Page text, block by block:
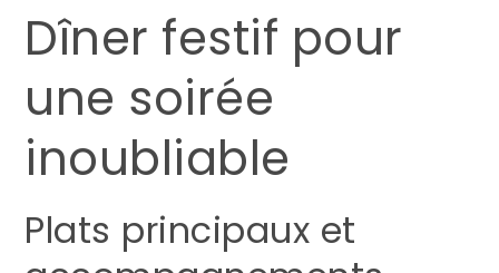
Dîner festif pour
une soirée
inoubliable
Plats principaux et